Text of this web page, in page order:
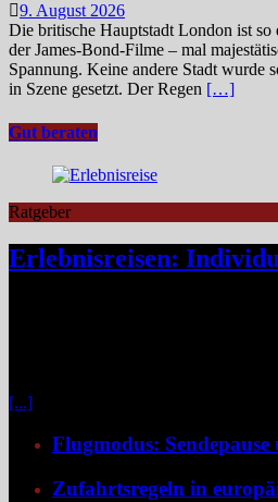
9. August 2026
Die britische Hauptstadt London ist so
der James‑Bond‑Filme – mal
Spannung. Keine andere Stadt wurde
in Szene gesetzt. Der Regen […]
Gut beraten
Ratgeber
Erlebnisreisen:
[...]
Flugmodus:
Zufahrtsregeln in